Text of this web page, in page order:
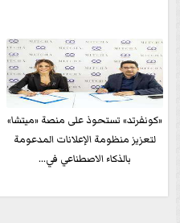
«كونفرتد» تستحوذ على منصة «ميتشا»
لتعزيز منظومة الإعلانات المدعومة
بالذكاء الاصطناعي في...